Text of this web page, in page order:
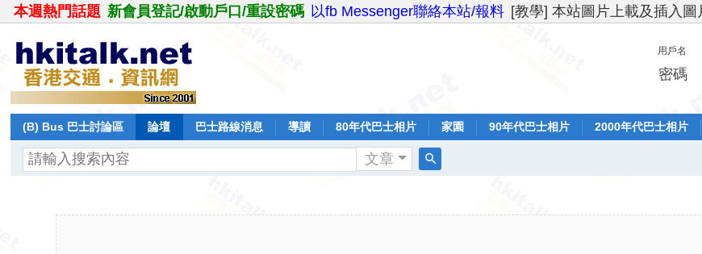
本週熱門話題 新會員登記/啟動戶口/重設密碼 以fb Messenger聯絡本站/報料 [教學] 本站圖片上載及插入圖
用戶名
密碼
(B) Bus 巴士討論區 論壇 巴士路線消息 導讀 80年代巴士相片 家園 90年代巴士相片 2000年代巴士相片
文章